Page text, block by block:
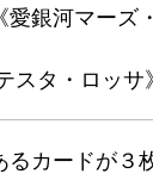
愛銀河マーズ
スタ・ロッサ》
るカードが３